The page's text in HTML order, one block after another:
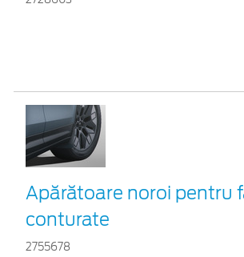
Apărătoare noroi pentru
conturate
2755678